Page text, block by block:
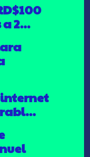
2...
internet